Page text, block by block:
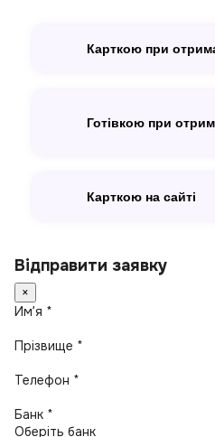
Карткою при
Готівкою при
Карткою на сайті
Відправити заявку
×
Имʼя *
Прізвище *
Телефон *
Банк *